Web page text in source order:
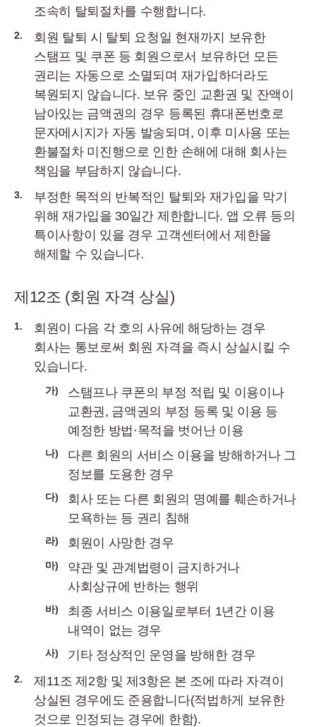
조속히 탈퇴절차를 수행합니다.
2.
회원 탈퇴 시 탈퇴 요청일 현재까지 보유한
스탬프 및 쿠폰 등 회원으로서 보유하던 모든
권리는 자동으로 소멸되며 재가입하더라도
복원되지 않습니다. 보유 중인 교환권 및 잔액이
남아있는 금액권의 경우 등록된 휴대폰번호로
문자메시지가 자동 발송되며, 이후 미사용 또는
환불절차 미진행으로 인한 손해에 대해 회사는
책임을 부담하지 않습니다.
3.
부정한 목적의 반복적인 탈퇴와 재가입을 막기
위해 재가입을 30일간 제한합니다. 앱 오류 등의
특이사항이 있을 경우 고객센터에서 제한을
해제할 수 있습니다.
제12조 (회원 자격 상실)
1.
회원이 다음 각 호의 사유에 해당하는 경우
회사는 통보로써 회원 자격을 즉시 상실시킬 수
있습니다.
가)
스탬프나 쿠폰의 부정 적립 및 이용이나
교환권, 금액권의 부정 등록 및 이용 등
예정한 방법·목적을 벗어난 이용
나)
다른 회원의 서비스 이용을 방해하거나 그
정보를 도용한 경우
다)
회사 또는 다른 회원의 명예를 훼손하거나
모욕하는 등 권리 침해
라) 회원이 사망한 경우
마)
약관 및 관계법령이 금지하거나
사회상규에 반하는 행위
바)
최종 서비스 이용일로부터 1년간 이용
내역이 없는 경우
사) 기타 정상적인 운영을 방해한 경우
2.
제11조 제2항 및 제3항은 본 조에 따라 자격이
상실된 경우에도 준용합니다(적법하게 보유한
것으로 인정되는 경우에 한함).